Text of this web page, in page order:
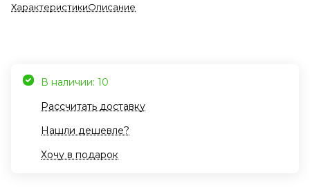
ХарактеристикиОписание
В наличии: 10
Рассчитать доставку
Нашли дешевле?
Хочу в подарок